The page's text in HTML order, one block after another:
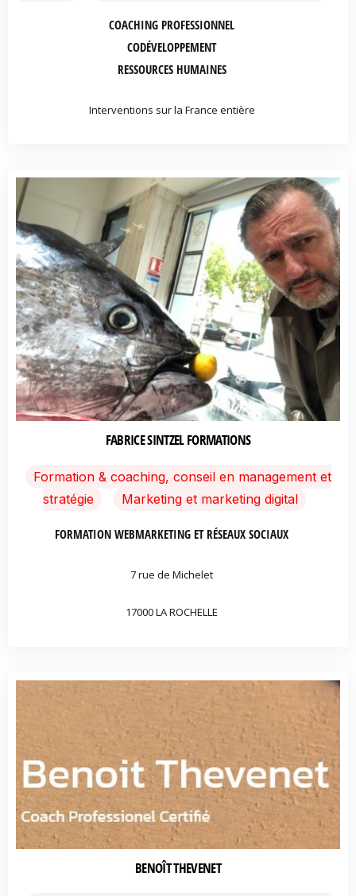
COACHING PROFESSIONNEL
CODÉVELOPPEMENT
RESSOURCES HUMAINES
Interventions sur la France entière
FABRICE SINTZEL FORMATIONS
Formation & coaching, conseil en management et
stratégie
Marketing et marketing digital
FORMATION WEBMARKETING ET RÉSEAUX SOCIAUX
7 rue de Michelet
17000 LA ROCHELLE
BENOÎT THEVENET